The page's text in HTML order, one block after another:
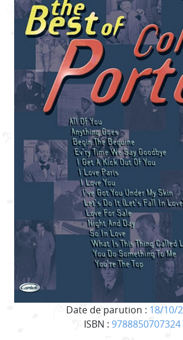
Date de parution : 18/10/
ISBN : 9788850707324